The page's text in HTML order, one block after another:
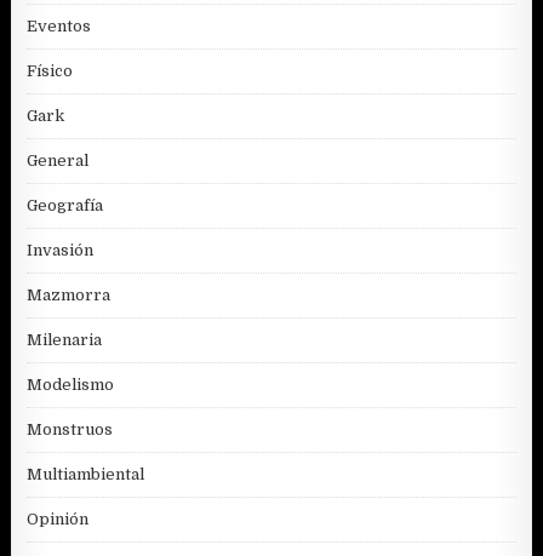
Eventos
Físico
Gark
General
Geografía
Invasión
Mazmorra
Milenaria
Modelismo
Monstruos
Multiambiental
Opinión